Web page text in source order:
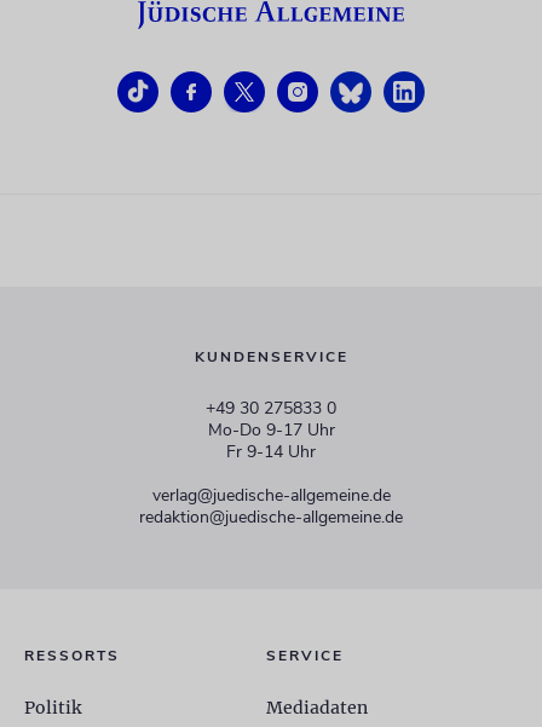
KUNDENSERVICE
+49 30 275833 0
Mo-Do 9-17 Uhr
Fr 9-14 Uhr
verlag@juedische-allgemeine.de
redaktion@juedische-allgemeine.de
RESSORTS
Politik
SERVICE
Mediadaten